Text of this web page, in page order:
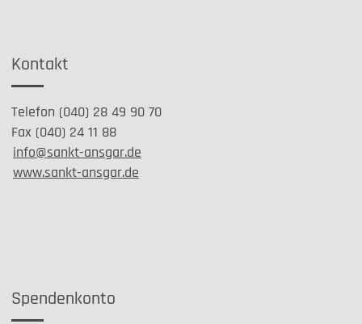
Kontakt
Telefon (040) 28 49 90 70
Fax (040) 24 11 88
info@sankt-ansgar.de
www.sankt-ansgar.de
Spendenkonto